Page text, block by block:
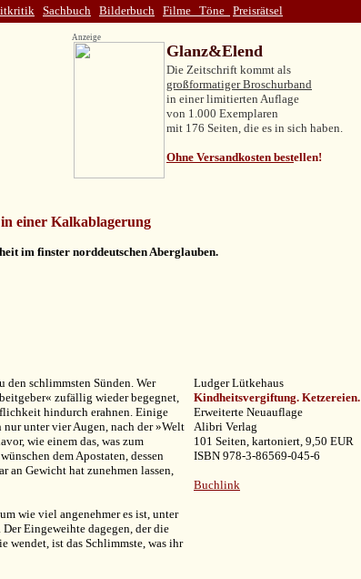
Sachbuch Bilderbuch Filme Töne Preisrätsel
Anzeige
Glanz&Elend
Die Zeitschrift kommt als
großformatiger Broschurband
in einer limitierten Auflage
von 1.000 Exemplaren
mit 176 Seiten, die es in sich haben.
Ohne Versandkosten bestellen!
einer Kalkablagerung
im finster norddeutschen Aberglauben.
schlimmsten Sünden. Wer
zufällig wieder begegnet,
hindurch erahnen. Einige
unter vier Augen, nach der »Welt
wie einem das, was zum
dem Apostaten, dessen
an Gewicht hat zunehmen lassen,
wie viel angenehmer es ist, unter
Eingeweihte dagegen, der die
wendet, ist das Schlimmste, was ihr
Ludger Lütkehaus
Kindheitsvergiftung. Ketzereien.
Erweiterte Neuauflage
Alibri Verlag
101 Seiten, kartoniert, 9,50 EUR
ISBN 978-3-86569-045-6
Buchlink